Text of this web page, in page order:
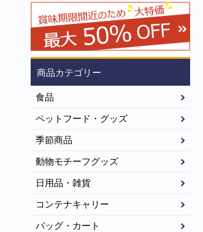
商品カテゴリー
食品
ペットフード・グッズ
季節商品
動物モチーフグッズ
日用品・雑貨
コンテナキャリー
バッグ・カート